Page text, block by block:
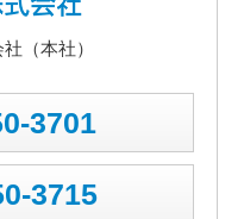
（本社）
3701
3715